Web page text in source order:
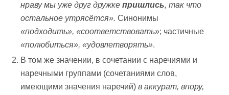
нраву мы уже друг дружкепришлись, так что
остальное утрясётся». Синонимы
«подходить», «соответствовать»; частичные
«полюбиться», «удовлетворять».
В том же значении, в сочетании с наречиями и
наречными группами (сочетаниями слов,
имеющими значения наречий)в аккурат, впору,